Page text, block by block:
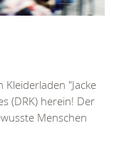
"Jacke
(DRK) herein! Der
Menschen